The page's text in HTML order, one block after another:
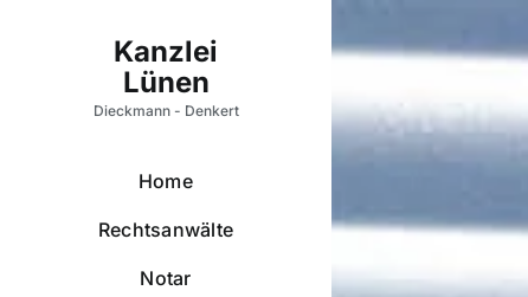
Home
Rechtsanwälte
Notar